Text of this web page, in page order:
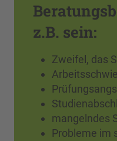
z.B. sein:
Zweifel, das
mangelndes
Probleme im